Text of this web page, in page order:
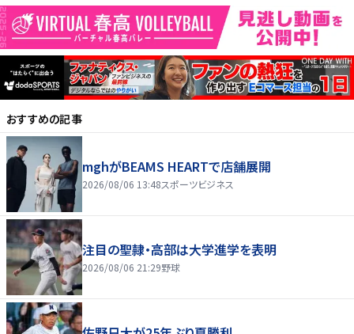
おすすめの記事
mghがBEAMS HEARTで店舗展開
2026/08/06 13:48スポーツビジネス
注目の聖隷・高部は大学進学を表明
2026/08/06 21:29野球